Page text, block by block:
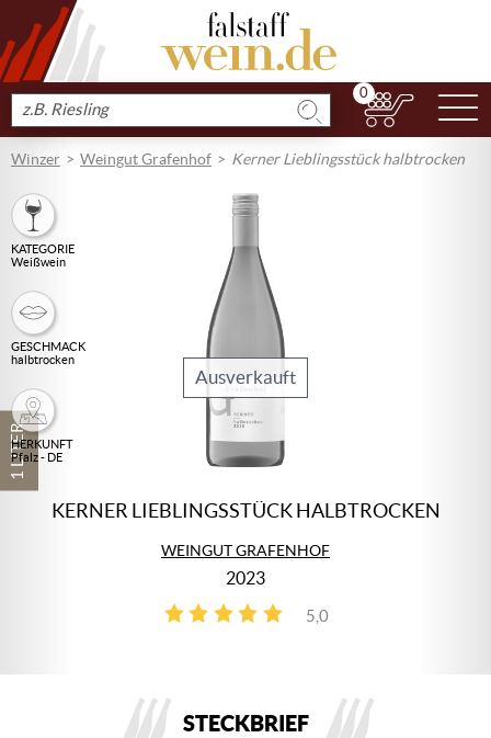
Produkt
suchen
0
Winzer Weingut Grafenhof Kerner Lieblingsstück halbtrocken
1 LITER
KATEGORIE
Weißwein
GESCHMACK
halbtrocken
HERKUNFT
Pfalz - DE
Ausverkauft
KERNER LIEBLINGSSTÜCK HALBTROCKEN
WEINGUT GRAFENHOF
2023
5,0
1
STECKBRIEF